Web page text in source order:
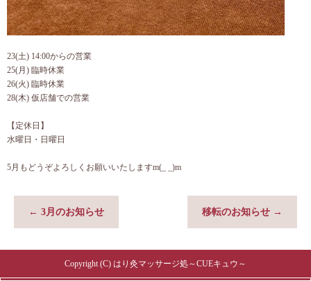
23(土) 14:00からの営業
25(月) 臨時休業
26(火) 臨時休業
28(木) 仮店舗での営業
【定休日】
水曜日・日曜日
5月もどうぞよろしくお願いいたしますm(_ _)m
← 3月のお知らせ 移転のお知らせ →
Copyright (C) はり灸マッサージ処～CUEキュウ～